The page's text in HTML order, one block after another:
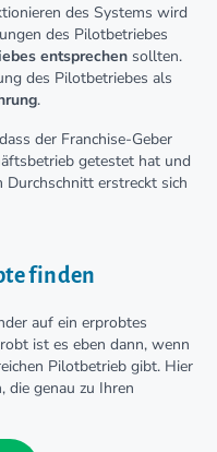
des Systems wird
des Pilotbetriebes
entsprechen sollten.
des Pilotbetriebes als
.
der Franchise-Geber
getestet hat und
erstreckt sich
finden
auf ein erprobtes
ist es eben dann, wenn
Pilotbetrieb gibt. Hier
die genau zu Ihren